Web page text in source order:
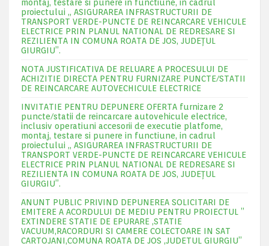
montaj, testare si punere in functiune, in cadrul
proiectului „ ASIGURAREA INFRASTRUCTURII DE
TRANSPORT VERDE-PUNCTE DE REINCARCARE VEHICULE
ELECTRICE PRIN PLANUL NATIONAL DE REDRESARE SI
REZILIENTA IN COMUNA ROATA DE JOS, JUDEŢUL
GIURGIU”.
NOTA JUSTIFICATIVA DE RELUARE A PROCESULUI DE
ACHIZITIE DIRECTA PENTRU FURNIZARE PUNCTE/STATII
DE REINCARCARE AUTOVECHICULE ELECTRICE
INVITATIE PENTRU DEPUNERE OFERTA furnizare 2
puncte/statii de reincarcare autovehicule electrice,
inclusiv operatiuni accesorii de executie platfome,
montaj, testare si punere in functiune, in cadrul
proiectului „ ASIGURAREA INFRASTRUCTURII DE
TRANSPORT VERDE-PUNCTE DE REINCARCARE VEHICULE
ELECTRICE PRIN PLANUL NATIONAL DE REDRESARE SI
REZILIENTA IN COMUNA ROATA DE JOS, JUDEŢUL
GIURGIU”.
ANUNT PUBLIC PRIVIND DEPUNEREA SOLICITARI DE
EMITERE A ACORDULUI DE MEDIU PENTRU PROIECTUL ”
EXTINDERE STATIE DE EPURARE ,STATIE
VACUUM,RACORDURI SI CAMERE COLECTOARE IN SAT
CARTOJANI,COMUNA ROATA DE JOS ,JUDETUL GIURGIU”